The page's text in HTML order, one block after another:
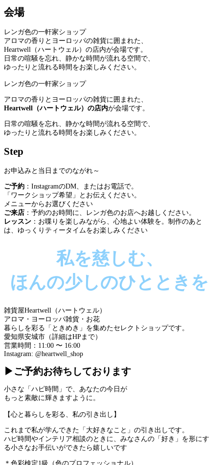
会場
レンガ色の一軒家ショップ
アロマの香りとヨーロッパの雑貨に囲まれた、
Heartwell（ハートウェル）の店内が会場です。
日常の喧騒を忘れ、静かな時間が流れる空間で、
ゆったりと流れる時間をお楽しみください。
レンガ色の一軒家ショップ
アロマの香りとヨーロッパの雑貨に囲まれた、
Heartwell（ハートウェル）の店内が会場です。
日常の喧騒を忘れ、静かな時間が流れる空間で、
ゆったりと流れる時間をお楽しみください。
Step
お申込みと当日までのながれ～
ご予約 ：InstagramのDM、またはお電話で。
「ワークショップ希望」とお伝えください。
メニューからお選びください
ご来店 ：予約のお時間に、レンガ色のお店へお越しください。
レッスン ：お喋りを楽しみながら、心地よい体験を。制作のあと
は、ゆっくりティータイムをお楽しみください
私を慈しむ、
ほんの少しのひとときを
雑貨屋Heartwell（ハートウェル）
アロマ・ヨーロッパ雑貨・お花
暮らしを彩る「ときめき」を集めたセレクトショップです。
愛知県安城市（詳細はHPまで）
営業時間：11:00 〜 16:00
Instagram: @heartwell_shop
▶ ご予約お待ちしております
小さな「ハピ時間」で、あなたの今日が
もっと素敵に輝きますように。
【心と暮らしを彩る、私の引き出し】
これまで私が学んできた「大好きなこと」の引き出しです。
ハピ時間やインテリア相談のときに、みなさんの「好き」を形にす
る小さなお手伝いができたら嬉しいです
＊色彩検定1級（色のプロフェッショナル）